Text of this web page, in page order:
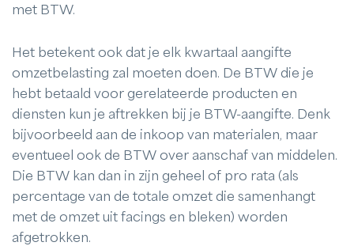
met BTW.
Het betekent ook dat je elk kwartaal aangifte
omzetbelasting zal moeten doen. De BTW die je
hebt betaald voor gerelateerde producten en
diensten kun je aftrekken bij je BTW-aangifte. Denk
bijvoorbeeld aan de inkoop van materialen, maar
eventueel ook de BTW over aanschaf van middelen.
Die BTW kan dan in zijn geheel of pro rata (als
percentage van de totale omzet die samenhangt
met de omzet uit facings en bleken) worden
afgetrokken.